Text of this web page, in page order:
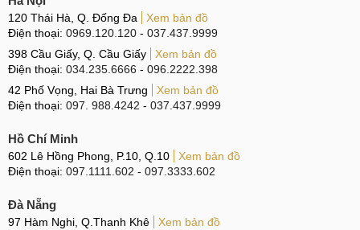
Màn hình
6.6 inch
(1080 x 2408px)
Chipset
GPU: Mali-G52
PowerVR GE8320
120 Thái Hà, Q. Đống Đa
Xem bản đồ
Điện thoại: 0969.120.120 - 037.437.9999
398 Cầu Giấy, Q. Cầu Giấy
Xem bản đồ
Điện thoại: 034.235.6666 - 096.2222.398
42 Phố Vọng, Hai Bà Trưng
Xem bản đồ
Điện thoại: 097. 988.4242 - 037.437.9999
Hồ Chí Minh
602 Lê Hồng Phong, P.10, Q.10
Xem bản đồ
Điện thoại: 097.1111.602 - 097.3333.602
Đà Nẵng
97 Hàm Nghi, Q.Thanh Khê
Xem bản đồ